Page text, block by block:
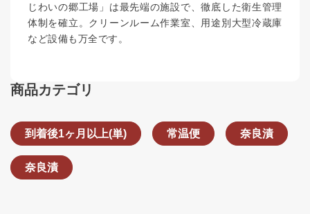
じわいの郷工場」は最先端の施設で、徹底した衛生管理
体制を確立。クリーンルーム作業室、用途別大型冷蔵庫
など設備も万全です。
商品カテゴリ
到着後1ヶ月以上(単) 常温便 奈良漬
奈良漬